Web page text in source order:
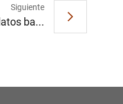
Siguiente
ba...